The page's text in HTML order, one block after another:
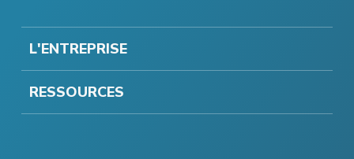
L'ENTREPRISE
RESSOURCES